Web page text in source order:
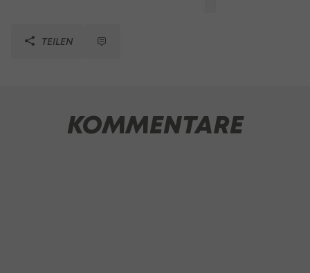
TEILEN
KOMMENTARE